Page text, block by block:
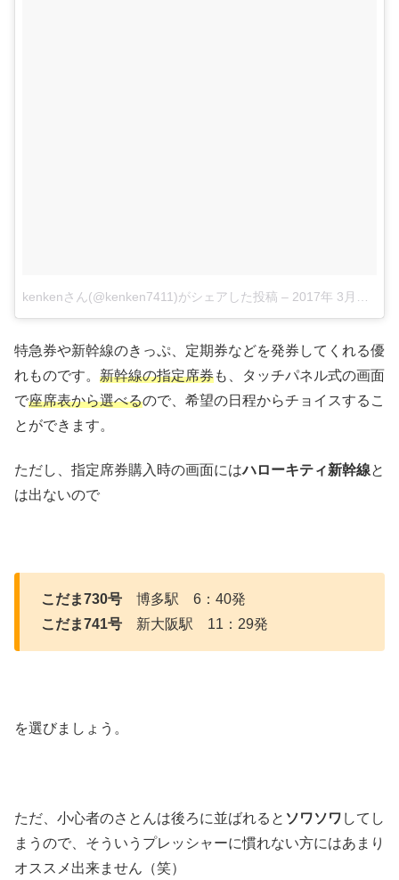
kenkenさん(@kenken7411)がシェアした投稿 – 2017年 3月月20日午後9時05分PDT
特急券や新幹線のきっぷ、定期券などを発券してくれる優
れものです。 新幹線の指定席券も、タッチパネル式の画面
で座席表から選べるので、希望の日程からチョイスするこ
とができます。
ただし、指定席券購入時の画面にはハローキティ新幹線と
は出ないので
こだま730号 博多駅 6：40発
こだま741号 新大阪駅 11：29発
を選びましょう。
ただ、小心者のさとんは後ろに並ばれると ソワソワ してし
まうので、そういうプレッシャーに慣れない方にはあまり
オススメ出来ません（笑）